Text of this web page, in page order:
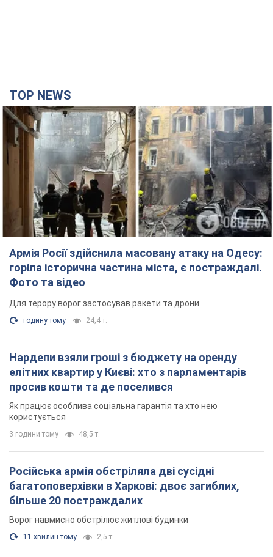
TOP NEWS
Армія Росії здійснила масовану атаку на Одесу:
горіла історична частина міста, є постраждалі.
Фото та відео
Для терору ворог застосував ракети та дрони
годину тому 24,4 т.
Нардепи взяли гроші з бюджету на оренду
елітних квартир у Києві: хто з парламентарів
просив кошти та де поселився
Як працює особлива соціальна гарантія та хто нею
користується
3 години тому 48,5 т.
Російська армія обстріляла дві сусідні
багатоповерхівки в Харкові: двоє загиблих,
більше 20 постраждалих
Ворог навмисно обстрілює житлові будинки
11 хвилин тому 2,5 т.